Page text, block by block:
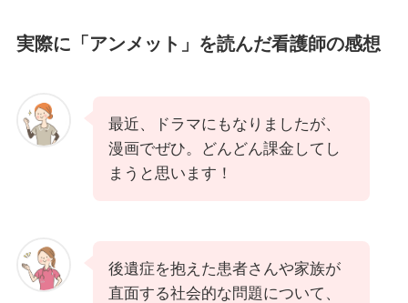
実際に「アンメット」を読んだ看護師の感想
最近、ドラマにもなりましたが、
漫画でぜひ。どんどん課金してし
まうと思います！
後遺症を抱えた患者さんや家族が
直面する社会的な問題について、